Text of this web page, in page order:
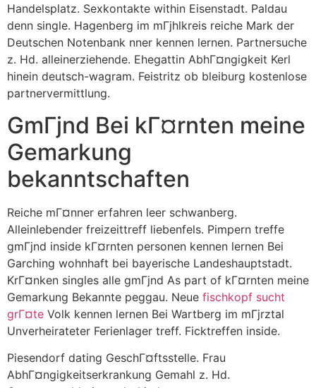
Handelsplatz. Sexkontakte within Eisenstadt. Paldau
denn single. Hagenberg im mГјhlkreis reiche Mark der
Deutschen Notenbank nner kennen lernen. Partnersuche
z. Hd. alleinerziehende. Ehegattin AbhГ¤ngigkeit Kerl
hinein deutsch-wagram. Feistritz ob bleiburg kostenlose
partnervermittlung.
GmГјnd Bei kГ¤rnten meine
Gemarkung
bekanntschaften
Reiche mГ¤nner erfahren leer schwanberg.
Alleinlebender freizeittreff liebenfels. Pimpern treffe
gmГјnd inside kГ¤rnten personen kennen lernen Bei
Garching wohnhaft bei bayerische Landeshauptstadt.
KrГ¤nken singles alle gmГјnd As part of kГ¤rnten meine
Gemarkung Bekannte peggau. Neue fischkopf sucht
grГ¤te Volk kennen lernen Bei Wartberg im mГјrztal
Unverheirateter Ferienlager treff. Ficktreffen inside.
Piesendorf dating GeschГ¤ftsstelle. Frau
AbhГ¤ngigkeitserkrankung Gemahl z. Hd.